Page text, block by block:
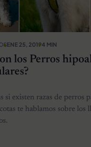
ENE 25, 20194 MIN
los Perros
si existen razas de perros
te hablamos sobre los